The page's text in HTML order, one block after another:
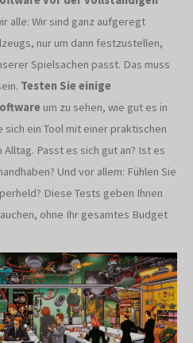
alle: Wir sind ganz aufgeregt
nur um dann festzustellen,
Spielsachen passt. Das muss
Testen Sie einige
um zu sehen, wie gut es in
sich ein Tool mit einer praktischen
Passt es sich gut an? Ist es
Und vor allem: Fühlen Sie
Diese Tests geben Ihnen
ohne Ihr gesamtes Budget